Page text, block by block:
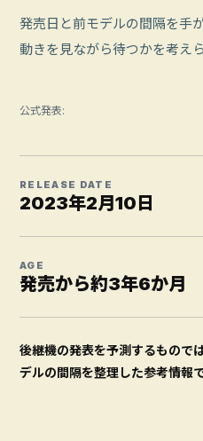
発売日と前モデルの間隔を手
動きを見ながら待つかを考えら
公式発表:
RELEASE DATE
2023年2月10日
AGE
発売から約3年6か月
後継機の発表を予測するもので
デルの間隔を整理した参考情報で